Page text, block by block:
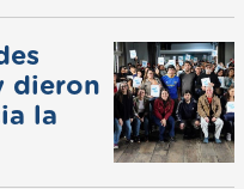
dieron
la